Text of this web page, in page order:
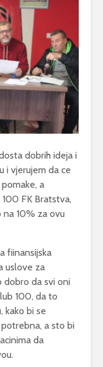
dobrih ideja i
i vjerujem da ce
a
FK Bratstva,
na 10% za ovu
fiinansijska
uslove za
dobro da svi oni
100, da to
kako bi se
a sto bi
da